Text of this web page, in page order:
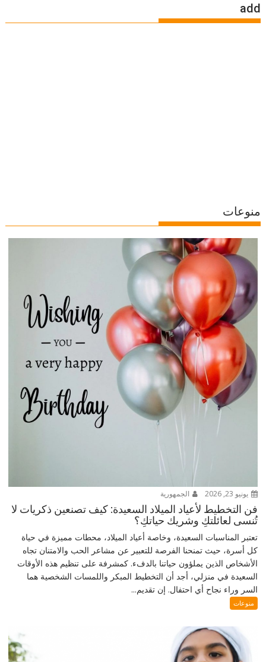
add
منوعات
يونيو 23, 2026 الجمهورية
فن التخطيط لأعياد الميلاد السعيدة: كيف تصنعين ذكريات لا
تُنسى لعائلتكِ وشريك حياتكِ؟
تعتبر المناسبات السعيدة، وخاصة أعياد الميلاد، محطات مميزة في حياة
كل أسرة، حيث تمنحنا الفرصة للتعبير عن مشاعر الحب والامتنان تجاه
الأشخاص الذين يملؤون حياتنا بالدفء. كمشرفة على تنظيم هذه الأوقات
السعيدة في منزلي، أجد أن التخطيط المبكر واللمسات الشخصية هما
السر وراء نجاح أي احتفال. إن تقديم...
منوعات